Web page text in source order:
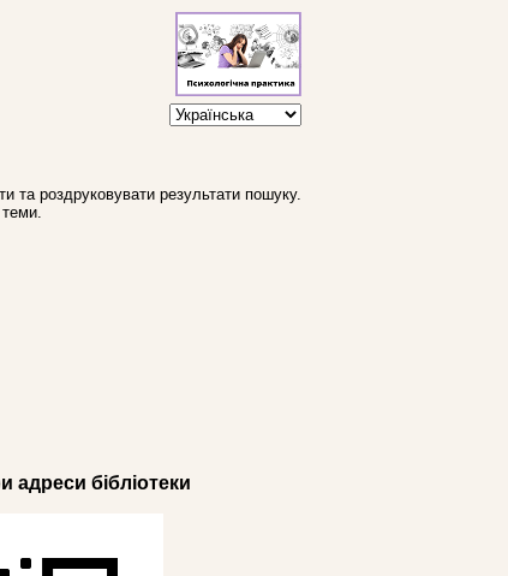
та роздруковувати результати пошуку.
теми.
адреси бібліотеки